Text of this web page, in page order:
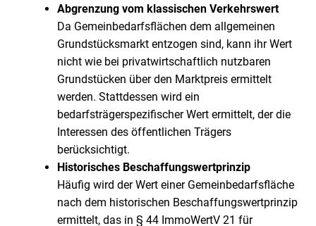
Abgrenzung vom klassischen Verkehrswert
Da Gemeinbedarfsflächen dem allgemeinen
Grundstücksmarkt entzogen sind, kann ihr Wert
nicht wie bei privatwirtschaftlich nutzbaren
Grundstücken über den Marktpreis ermittelt
werden. Stattdessen wird ein
bedarfsträgerspezifischer Wert ermittelt, der die
Interessen des öffentlichen Trägers
berücksichtigt.
Historisches Beschaffungswertprinzip
Häufig wird der Wert einer Gemeinbedarfsfläche
nach dem historischen Beschaffungswertprinzip
ermittelt, das in § 44 ImmoWertV 21 für